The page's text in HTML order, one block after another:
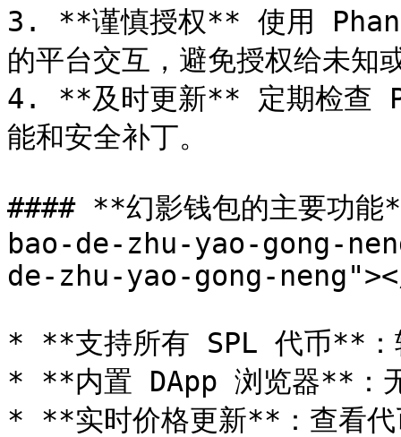
3. **谨慎授权** 使用
的平台交互，避免授权给未知
4. **及时更新** 定期检查
能和安全补丁。
#### **幻影钱包的主要
bao-de-zhu-yao-gong-
de-zhu-yao-gong-
* **支持所有 SPL 代币**：
* **内置 DApp 浏览器**：
* **实时价格更新**：查看代